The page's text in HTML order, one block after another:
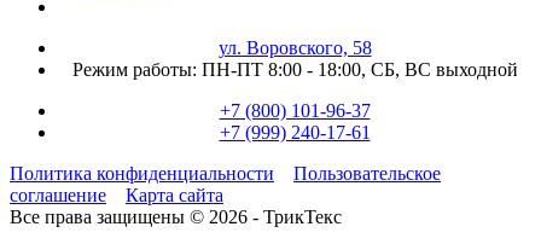
ул. Воровского, 58
Режим работы: ПН-ПТ 8:00 - 18:00, СБ, ВС выходной
+7 (800) 101-96-37
+7 (999) 240-17-61
Политика конфиденциальности
Пользовательское
соглашение
Карта сайта
Все права защищены © 2026 - ТрикТекс